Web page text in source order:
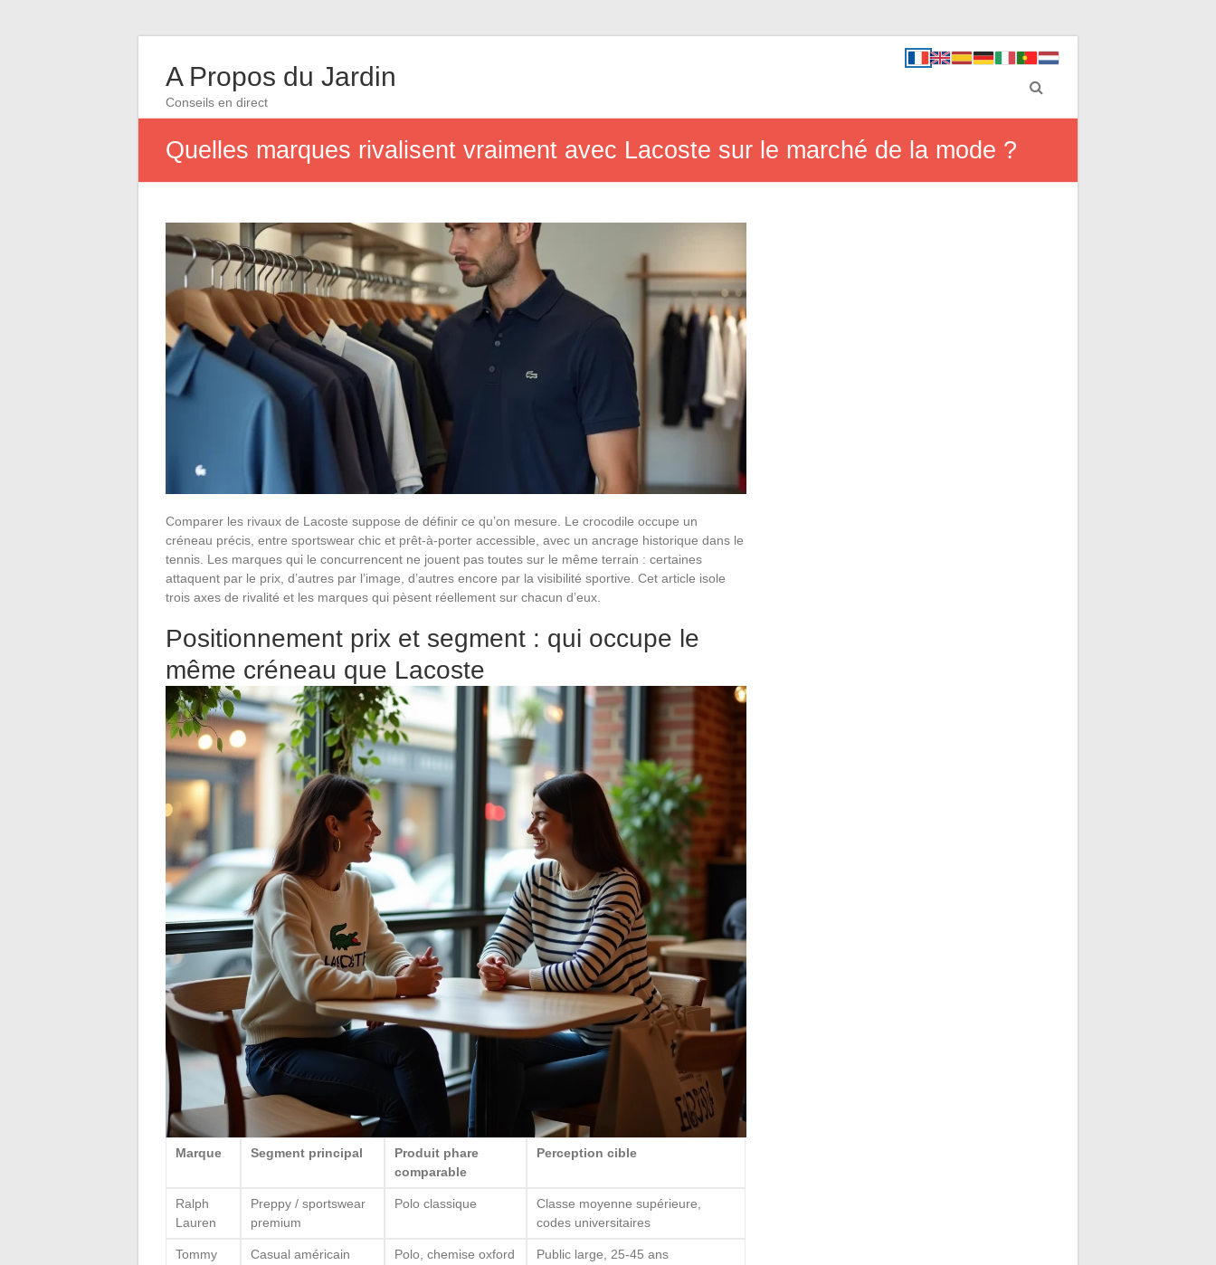
A Propos du Jardin
Conseils en direct
Quelles marques rivalisent vraiment avec Lacoste sur le marché de la mode ?
Comparer les rivaux de Lacoste suppose de définir ce qu’on mesure. Le crocodile occupe un
créneau précis, entre sportswear chic et prêt-à-porter accessible, avec un ancrage historique dans le
tennis. Les marques qui le concurrencent ne jouent pas toutes sur le même terrain : certaines
attaquent par le prix, d’autres par l’image, d’autres encore par la visibilité sportive. Cet article isole
trois axes de rivalité et les marques qui pèsent réellement sur chacun d’eux.
Positionnement prix et segment : qui occupe le
même créneau que Lacoste
Marque Segment principal
Produit phare
comparable
Perception cible
Ralph
Lauren
Preppy / sportswear
premium
Polo classique
Classe moyenne supérieure,
codes universitaires
Tommy
Casual américain Polo, chemise oxford Public large, 25-45 ans